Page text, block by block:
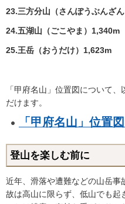
23.三方分山（さんぽうぶんざ
24.五湖山（ごこやま）1,340m
25.王岳（おうだけ）1,623m
「甲府名山」位置図について
だけます。
「甲府名山」位置
登山を楽しむ前に
近年、滑落や遭難などの山岳
故は高山に限らず、低山でも起